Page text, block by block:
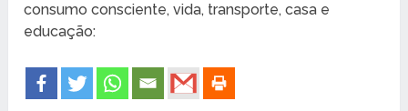
consumo consciente, vida, transporte, casa e
educação: